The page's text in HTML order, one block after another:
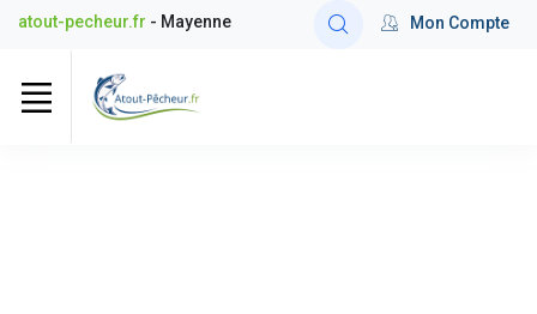
atout-pecheur.fr - Mayenne Mon Compte